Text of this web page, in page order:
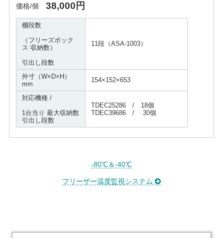
価格/個 38,000円
棚段数
（フリーズボック
ス 収納数）
引出し段数
11段（ASA-1003）
外寸（W×D×H）
mm
154×152×653
対応機種 /
1台当り 最大収納数
引出し段数
TDEC25286 / 18個
TDEC39686 / 30個
-80℃＆-40℃
フリーザー温度監視システム